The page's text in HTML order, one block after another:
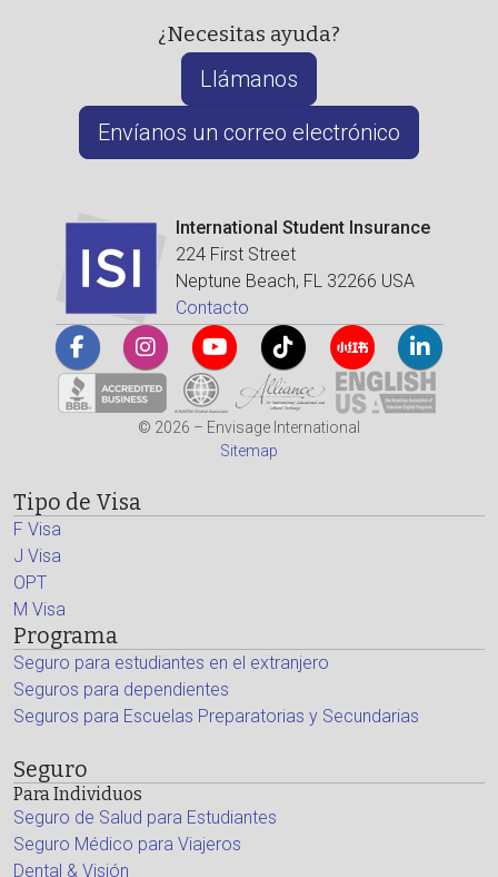
¿Necesitas ayuda?
Llámanos
Envíanos un correo electrónico
International Student Insurance
224 First Street
Neptune Beach, FL 32266 USA
Contacto
© 2026 – Envisage International
Sitemap
Tipo de Visa
F Visa
J Visa
OPT
M Visa
Programa
Seguro para estudiantes en el extranjero
Seguros para dependientes
Seguros para Escuelas Preparatorias y Secundarias
Seguro
Para Individuos
Seguro de Salud para Estudiantes
Seguro Médico para Viajeros
Dental & Visión